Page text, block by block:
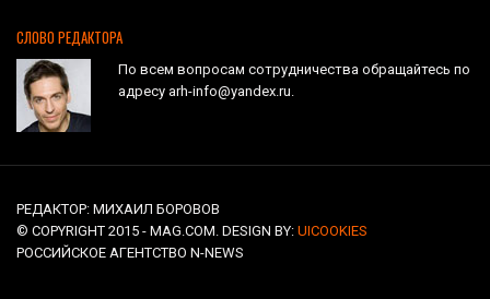
СЛОВО РЕДАКТОРА
По всем вопросам сотрудничества обращайтесь по
адресу arh-info@yandex.ru.
РЕДАКТОР: МИХАИЛ БОРОВОВ
© COPYRIGHT 2015 - MAG.COM. DESIGN BY: UICOOKIES
РОССИЙСКОЕ АГЕНТСТВО N-NEWS